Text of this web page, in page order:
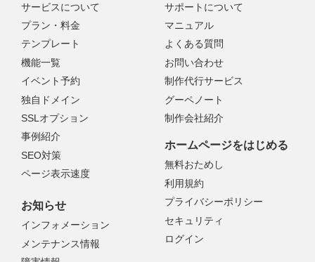
サービスについて
プラン・料金
テンプレート
機能一覧
イベント予約
独自ドメイン
SSLオプション
事例紹介
SEO対策
ページ表示速度
サポートについて
マニュアル
よくある質問
お問い合わせ
制作代行サービス
グーペノート
制作会社紹介
お知らせ
インフォメーション
メンテナンス情報
ホームページをはじめる
無料おためし
利用規約
プライバシーポリシー
セキュリティ
ログイン